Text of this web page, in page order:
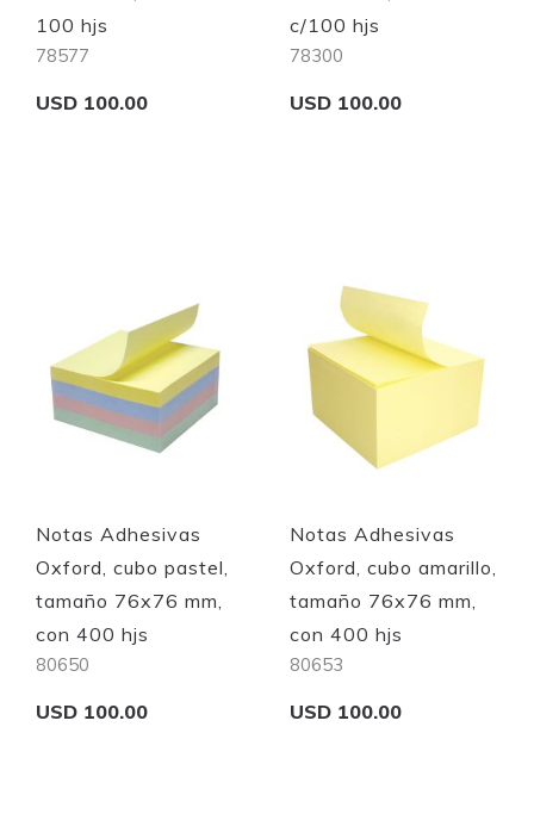
100 hjs
78577
USD 100.00
Quickview
c/100 hjs
78300
USD 100.00
Quickview
Notas Adhesivas
Oxford, cubo pastel,
tamaño 76x76 mm,
con 400 hjs
80650
USD 100.00
Notas Adhesivas
Oxford, cubo amarillo,
tamaño 76x76 mm,
con 400 hjs
80653
USD 100.00